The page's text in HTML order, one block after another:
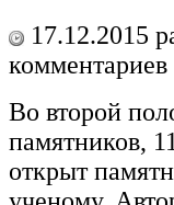
17.12.2015
комментариев
Во второй
памятников,
открыт